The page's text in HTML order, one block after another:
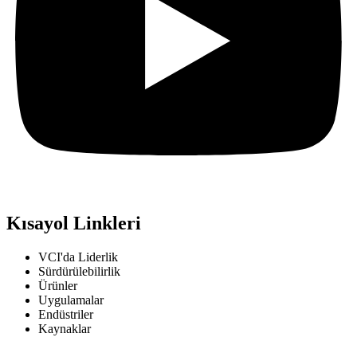
Kısayol Linkleri
VCI'da Liderlik
Sürdürülebilirlik
Ürünler
Uygulamalar
Endüstriler
Kaynaklar